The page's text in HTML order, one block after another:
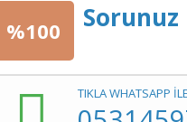
%100 Sorunuz
TIKLA WHATSAPP